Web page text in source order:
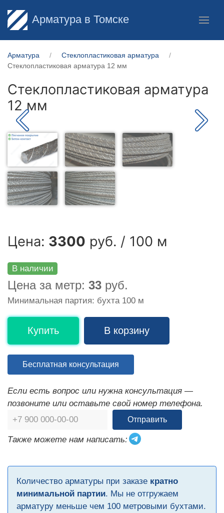
Арматура в Томске
Арматура
Стеклопластиковая арматура
Стеклопластиковая арматура 12 мм
Стеклопластиковая арматура
12 мм
Цена: 3300 руб. / 100 м
В наличии
Цена за метр: 33 руб.
Минимальная партия: бухта 100 м
Купить В корзину
Бесплатная консультация
Если есть вопрос или нужна консультация —
позвоните или оставьте свой номер телефона.
Отправить
Также можете нам написать:
Количество арматуры при заказе кратно
минимальной партии. Мы не отгружаем
арматуру меньше чем 100 метровыми бухтами.